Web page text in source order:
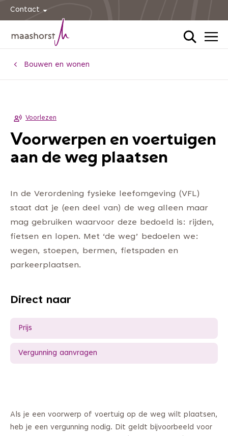
Contact
HomeBouwen en wonen
Voorlezen
Voorwerpen en voertuigen
aan de weg plaatsen
In de Verordening fysieke leefomgeving (VFL)
staat dat je (een deel van) de weg alleen maar
mag gebruiken waarvoor deze bedoeld is: rijden,
fietsen en lopen. Met ‘de weg’ bedoelen we:
wegen, stoepen, bermen, fietspaden en
parkeerplaatsen.
Direct naar
Prijs
Vergunning aanvragen
Als je een voorwerp of voertuig op de weg wilt plaatsen,
heb je een vergunning nodig. Dit geldt bijvoorbeeld voor